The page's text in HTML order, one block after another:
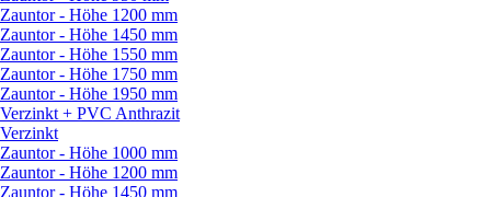
Zauntor - Höhe 1200 mm
Zauntor - Höhe 1450 mm
Zauntor - Höhe 1550 mm
Zauntor - Höhe 1750 mm
Zauntor - Höhe 1950 mm
Verzinkt + PVC Anthrazit
Verzinkt
Zauntor - Höhe 1000 mm
Zauntor - Höhe 1200 mm
Zauntor - Höhe 1450 mm